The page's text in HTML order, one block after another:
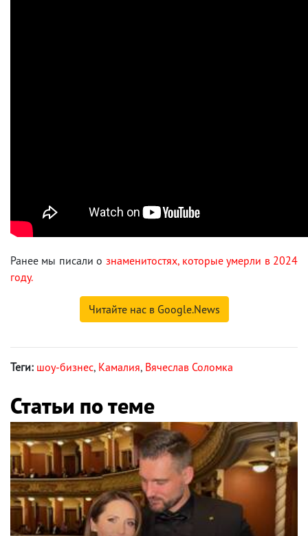
Ранее мы писали о знаменитостях, которые умерли в 2024
году.
Читайте нас в Google.News
Теги: шоу-бизнес, Камалия, Вячеслав Соломка
Статьи по теме